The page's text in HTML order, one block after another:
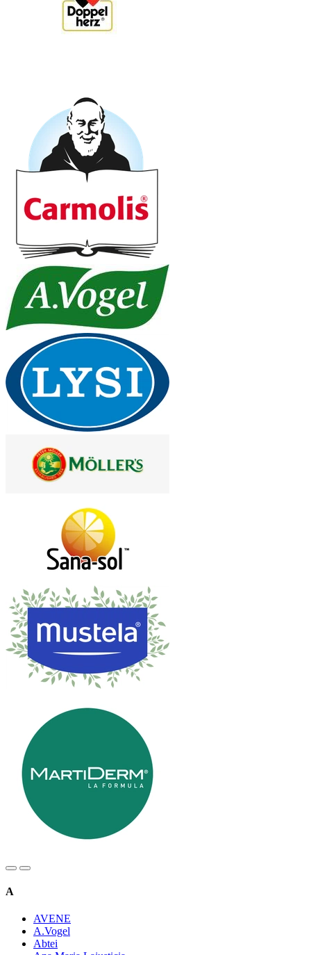
A
AVENE
A.Vogel
Abtei